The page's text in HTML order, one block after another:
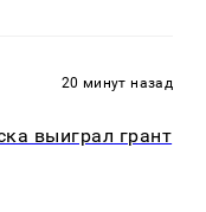
20 минут назад
выиграл грант